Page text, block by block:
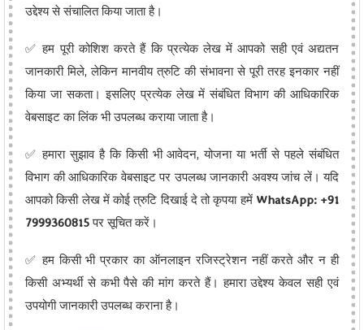
उद्देश्य से संचालित किया जाता है।
✅ हम पूरी कोशिश करते हैं कि प्रत्येक लेख में आपको सही एवं अद्यतन
जानकारी मिले, लेकिन मानवीय त्रुटि की संभावना से पूरी तरह इनकार नहीं
किया जा सकता। इसलिए प्रत्येक लेख में संबंधित विभाग की आधिकारिक
वेबसाइट का लिंक भी उपलब्ध कराया जाता है।
✅ हमारा सुझाव है कि किसी भी आवेदन, योजना या भर्ती से पहले संबंधित
विभाग की आधिकारिक वेबसाइट पर उपलब्ध जानकारी अवश्य जांच लें। यदि
आपको किसी लेख में कोई त्रुटि दिखाई दे तो कृपया हमें WhatsApp: +91
7999360815पर सूचित करें।
✅ हम किसी भी प्रकार का ऑनलाइन रजिस्ट्रेशन नहीं करते और न ही
किसी अभ्यर्थी से कभी पैसे की मांग करते हैं। हमारा उद्देश्य केवल सही एवं
उपयोगी जानकारी उपलब्ध कराना है।